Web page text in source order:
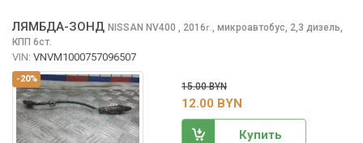
-20%
ЛЯМБДА-ЗОНД NISSAN NV400 , 2016г., микроавтобус, 2,3 дизель,
КПП 6ст.
VIN: VNVM1000757096507
15.00 BYN
12.00 BYN
Купить